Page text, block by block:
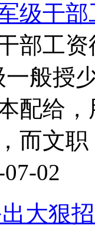
级干
干部工
授少
配给
而文
02
大狠